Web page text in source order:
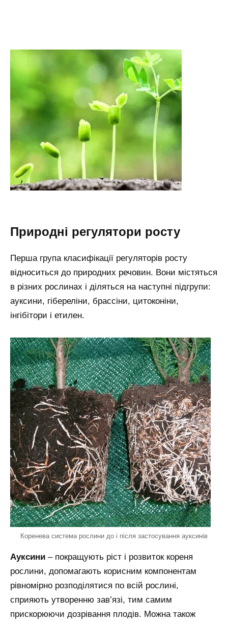
Природні регулятори росту
Перша група класифікації регуляторів росту
відноситься до природних речовин. Вони містяться
в різних рослинах і діляться на наступні підгрупи:
ауксини, гібереліни, брассіни, цитоконіни,
інгібітори і етилен.
Коренева система рослини до і після застосування ауксинів
Ауксини – покращують ріст і розвиток кореня
рослини, допомагають корисним компонентам
рівномірно розподілятися по всій рослині,
сприяють утворенню зав’язі, тим самим
прискорюючи дозрівання плодів. Можна також